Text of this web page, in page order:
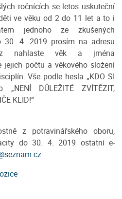
ročnících se letos uskuteční
ve věku od 2 do 11 let a to i
jednoho ze zkušených
30. 4. 2019 prosím na adresu
nahlaste věk a jména
jejich počtu a věkového složení
Vše podle hesla „KDO SI
„NENÍ DŮLEŽITÉ ZVÍTĚZIT,
KLID!“
z potravinářského oboru,
do 30. 4. 2019 ostatní e-